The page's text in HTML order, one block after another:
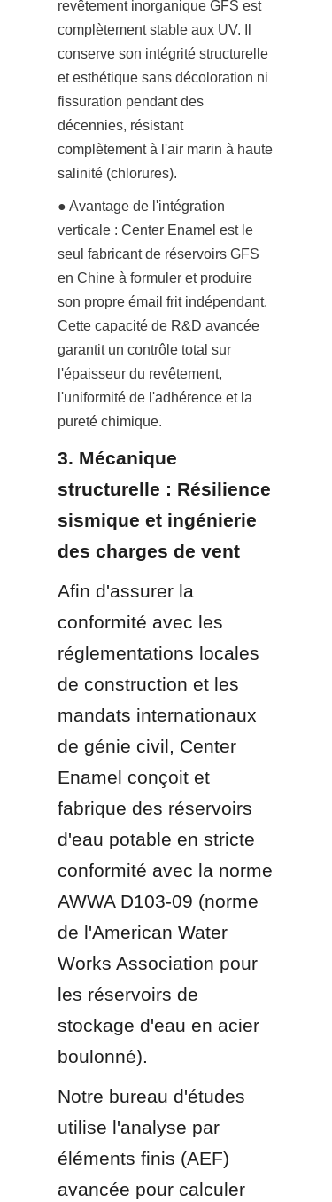
revêtement inorganique GFS est
complètement stable aux UV. Il
conserve son intégrité structurelle
et esthétique sans décoloration ni
fissuration pendant des
décennies, résistant
complètement à l'air marin à haute
salinité (chlorures).
● Avantage de l'intégration
verticale : Center Enamel est le
seul fabricant de réservoirs GFS
en Chine à formuler et produire
son propre émail frit indépendant.
Cette capacité de R&D avancée
garantit un contrôle total sur
l'épaisseur du revêtement,
l'uniformité de l'adhérence et la
pureté chimique.
3. Mécanique
structurelle : Résilience
sismique et ingénierie
des charges de vent
Afin d'assurer la
conformité avec les
réglementations locales
de construction et les
mandats internationaux
de génie civil, Center
Enamel conçoit et
fabrique des réservoirs
d'eau potable en stricte
conformité avec la norme
AWWA D103-09 (norme
de l'American Water
Works Association pour
les réservoirs de
stockage d'eau en acier
boulonné).
Notre bureau d'études
utilise l'analyse par
éléments finis (AEF)
avancée pour calculer